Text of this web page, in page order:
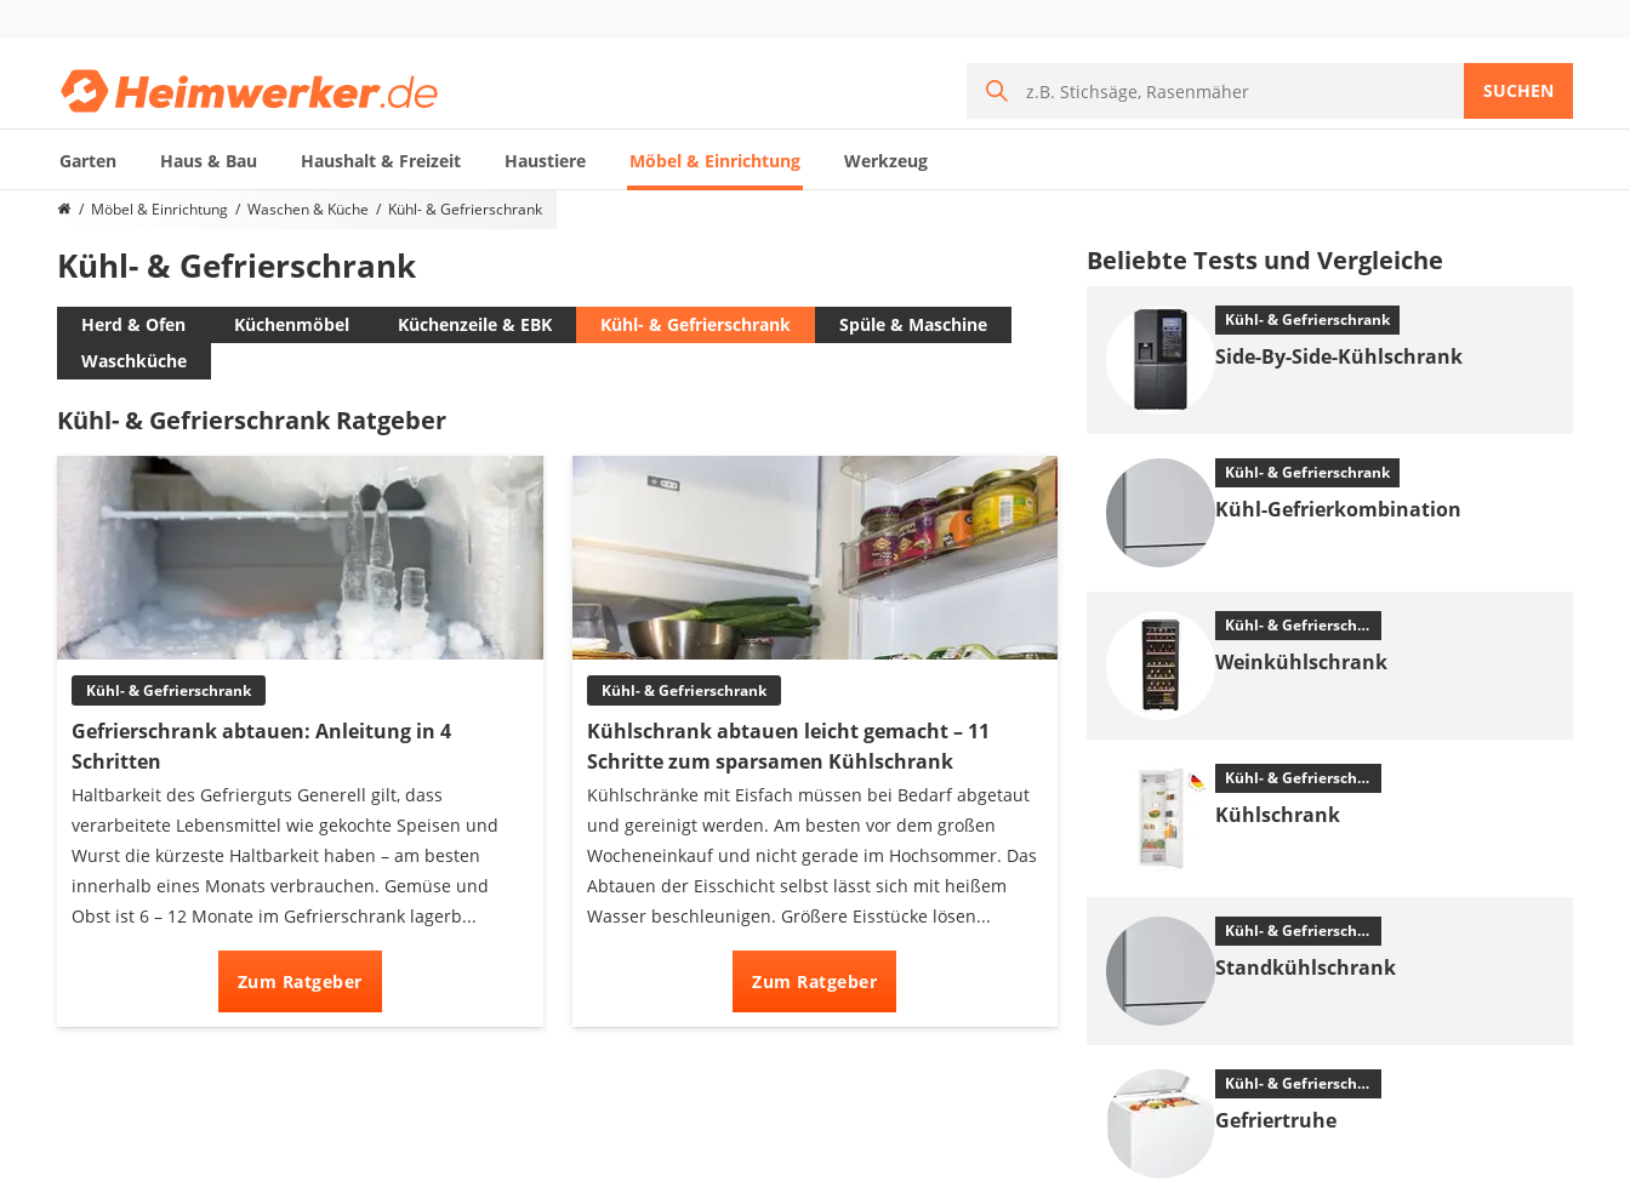
SUCHEN
Garten Haus & Bau Haushalt & Freizeit Haustiere Möbel & Einrichtung Werkzeug
Die beliebtesten Vergleiche nach Kategorie
Daunenkissen
Radiowecker
Spülrandloses WC
Heizdecke
Daunendecken
HiFi-Lautsprecher
Samsung-Waschmaschine
LED-Feuchtraumleuchte
Decke mit Ärmeln
4K-Beamer
Schraubendreher-Set
Sägekettenschärfgerät
Geschirrspüler 45 cm
Fußsack
Steckdosenradio
Zerkleinerer
Absauganlage
Möbel & Einrichtung Waschen & Küche Kühl- & Gefrierschrank
Kühl- & Gefrierschrank
Herd & Ofen Küchenmöbel Küchenzeile & EBK Kühl- & Gefrierschrank
Spüle & Maschine
Waschküche
Kühl- & Gefrierschrank Ratgeber
Kühl- & Gefrierschrank
Gefrierschrank abtauen: Anleitung in 4
Schritten
Haltbarkeit des Gefrierguts Generell gilt, dass
verarbeitete Lebensmittel wie gekochte Speisen und
Wurst die kürzeste Haltbarkeit haben – am besten
innerhalb eines Monats verbrauchen. Gemüse und
Obst ist 6 – 12 Monate im Gefrierschrank lagerb...
Zum Ratgeber
Kühl- & Gefrierschrank
Kühlschrank abtauen leicht gemacht – 11
Schritte zum sparsamen Kühlschrank
Kühlschränke mit Eisfach müssen bei Bedarf abgetaut
und gereinigt werden. Am besten vor dem großen
Wocheneinkauf und nicht gerade im Hochsommer. Das
Abtauen der Eisschicht selbst lässt sich mit heißem
Wasser beschleunigen. Größere Eisstücke lösen...
Zum Ratgeber
Beliebte Tests und Vergleiche
Kühl- & Gefrierschrank
Side-By-Side-Kühlschrank
Kühl- & Gefrierschrank
Kühl-Gefrierkombination
Kühl- & Gefrierschrank
Weinkühlschrank
Kühl- & Gefrierschrank
Kühlschrank
Kühl- & Gefrierschrank
Standkühlschrank
Kühl- & Gefrierschrank
Gefriertruhe